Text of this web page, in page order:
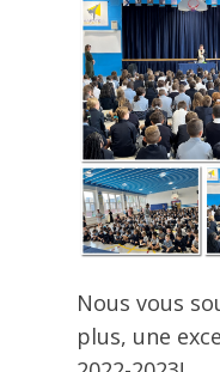
Nous vous
plus, une